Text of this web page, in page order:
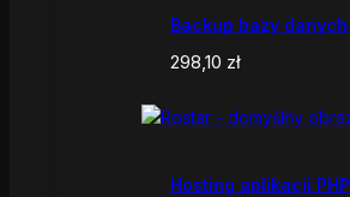
Backup bazy danych
298,10 zł
Hosting aplikacji